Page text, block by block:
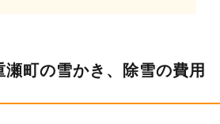
町の雪かき、除雪の費用